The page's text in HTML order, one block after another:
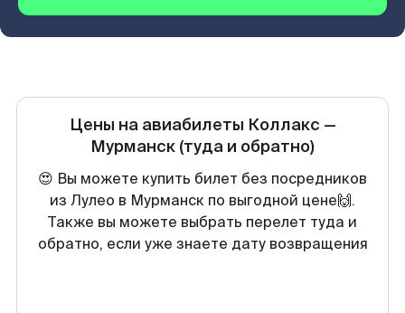
Цены на авиабилеты Коллакс —
Мурманск (туда и обратно)
😍 Вы можете купить билет без посредников
из Лулео в Мурманск по выгодной цене🙌.
Также вы можете выбрать перелет туда и
обратно, если уже знаете дату возвращения